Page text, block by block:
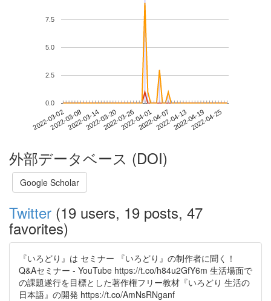
2022-03-022022-03-082022-03-142022-03-202022-03-262022-04-012022-04-072022-04-132022-04-192022-04-25
0.0
2.5
5.0
7.5
外部データベース (DOI)
Google Scholar
Twitter (19 users, 19 posts, 47
favorites)
『いろどり』は セミナー 『いろどり』の制作者に聞く！
Q&Aセミナー - YouTube https://t.co/h84u2GfY6m 生活場面で
の課題遂行を目標とした著作権フリー教材『いろどり 生活の
日本語』の開発 https://t.co/AmNsRNganf